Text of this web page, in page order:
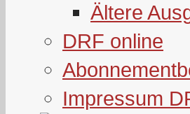
Ältere
DRF online
Impressum